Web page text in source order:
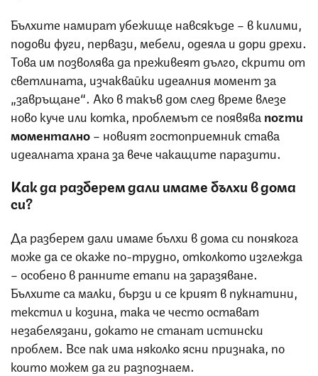
Бълхите намират убежище навсякъде – в килими,
подови фуги, первази, мебели, одеяла и дори дрехи.
Това им позволява да преживеят дълго, скрити от
светлината, изчаквайки идеалния момент за
„завръщане“. Ако в такъв дом след време влезе
ново куче или котка, проблемът се появявапочти
моментално– новият гостоприемник става
идеалната храна за вече чакащите паразити.
Как да разберем дали имаме бълхи в дома
си?
Да разберем дали имаме бълхи в дома си понякога
може да се окаже по-трудно, отколкото изглежда
– особено в ранните етапи на заразяване.
Бълхите са малки, бързи и се крият в пукнатини,
текстил и козина, така че често остават
незабелязани, докато не станат истински
проблем. Все пак има няколко ясни признака, по
които можем да ги разпознаем.